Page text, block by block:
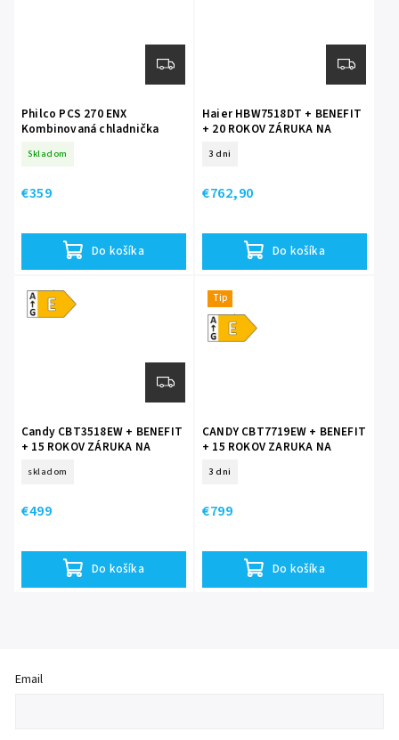
Philco PCS 270 ENX
Kombinovaná chladnička
Skladom
€359
Do košíka
Haier HBW7518DT + BENEFIT
+ 20 ROKOV ZÁRUKA NA
3 dni
€762,90
Do košíka
Energetická
trieda E
Candy CBT3518EW + BENEFIT
+ 15 ROKOV ZÁRUKA NA
skladom
€499
Do košíka
Tip
Energetická
trieda E
CANDY CBT7719EW + BENEFIT
+ 15 ROKOV ZARUKA NA
3 dni
€799
Do košíka
Email